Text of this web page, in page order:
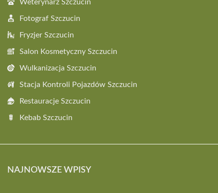
Weterynarz Szczucin
Fotograf Szczucin
Fryzjer Szczucin
Salon Kosmetyczny Szczucin
Wulkanizacja Szczucin
Stacja Kontroli Pojazdów Szczucin
Restauracje Szczucin
Kebab Szczucin
NAJNOWSZE WPISY